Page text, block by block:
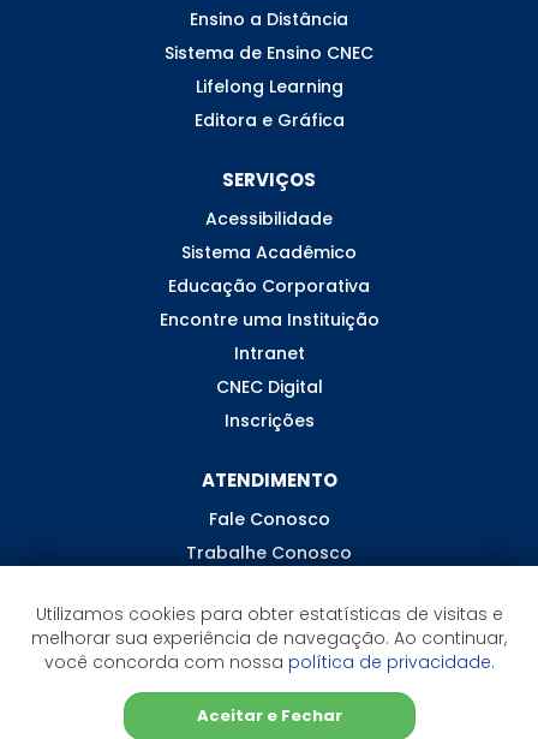
Ensino a Distância
Sistema de Ensino CNEC
Lifelong Learning
Editora e Gráfica
SERVIÇOS
Acessibilidade
Sistema Acadêmico
Educação Corporativa
Encontre uma Instituição
Intranet
CNEC Digital
Inscrições
ATENDIMENTO
Fale Conosco
Trabalhe Conosco
©2026 CNEC - Todos os direitos reservados
Utilizamos cookies para obter estatísticas de visitas e
melhorar sua experiência de navegação. Ao continuar,
você concorda com nossa política de privacidade.
Aceitar e Fechar